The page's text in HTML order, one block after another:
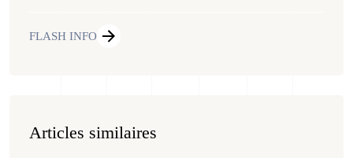
FLASH INFO
Articles similaires